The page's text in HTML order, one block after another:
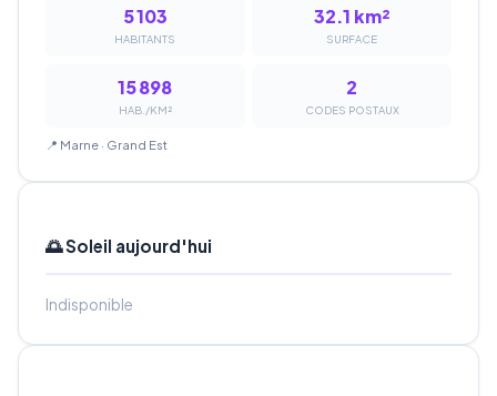
5 103
HABITANTS
32.1 km²
SURFACE
15 898
HAB./KM²
2
CODES POSTAUX
📍 Marne · Grand Est
🌅 Soleil aujourd'hui
Indisponible